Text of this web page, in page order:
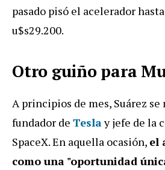
pasado pisó el acelerador
u$s29.200.
Otro guiño para
A principios de mes, Suárez
fundador de Teslay jefe de la
SpaceX. En aquella ocasión, el
como una "oportunidad